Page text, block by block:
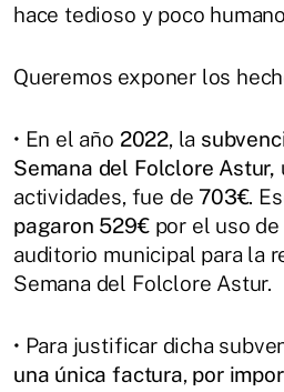
hace tedioso y poco
Queremos exponer los
• En el año 2022, la
Semana del Folclore Astur,
actividades, fue de 703€.
pagaron 529€ por el uso
auditorio municipal para la
Semana del Folclore Astur.
• Para justificar dicha
una única factura, por